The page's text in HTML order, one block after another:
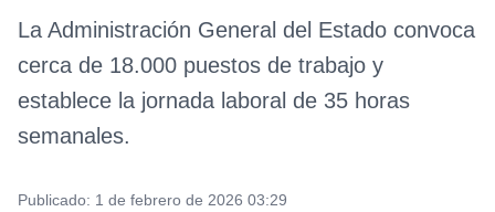
La Administración General del Estado convoca
cerca de 18.000 puestos de trabajo y
establece la jornada laboral de 35 horas
semanales.
Publicado: 1 de febrero de 2026 03:29